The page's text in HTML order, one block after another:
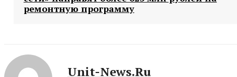
ремонтную программу
Unit-News.ru